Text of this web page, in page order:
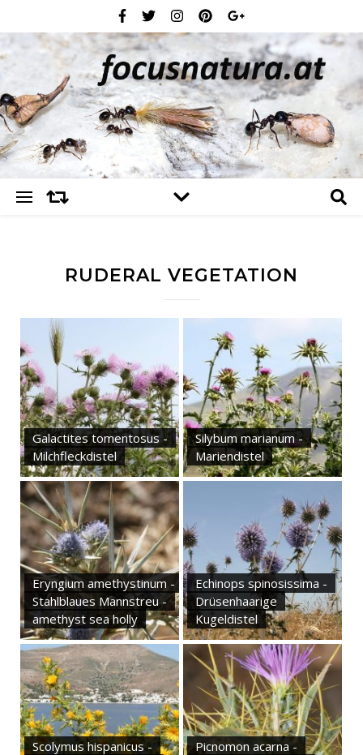
RUDERAL VEGETATION
Galactites tomentosus -
Milchfleckdistel
Silybum marianum -
Mariendistel
Eryngium amethystinum -
Stahlblaues Mannstreu -
amethyst sea holly
Echinops spinosissima -
Drüsenhaarige
Kugeldistel
Scolymus hispanicus -
Picnomon acarna -